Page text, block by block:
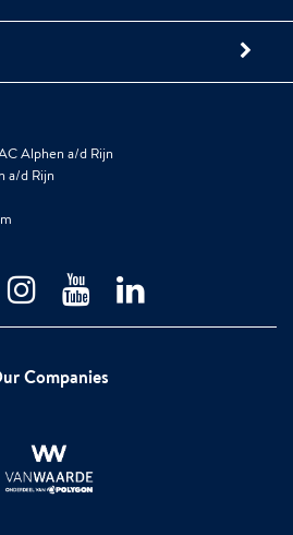
Alphen a/d Rijn
a/d Rijn
Companies